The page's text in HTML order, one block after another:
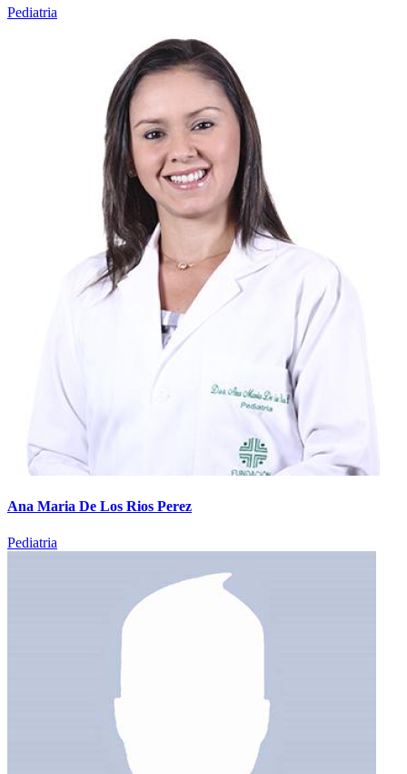
Pediatria
Ana Maria De Los Rios Perez
Pediatria